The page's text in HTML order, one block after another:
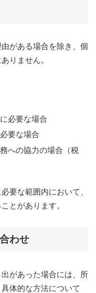
がある場合を除き、個
りません。
必要な場合
要な場合
への協力の場合（税
要な範囲内において、
とがあります。
わせ
があった場合には、所
体的な方法について